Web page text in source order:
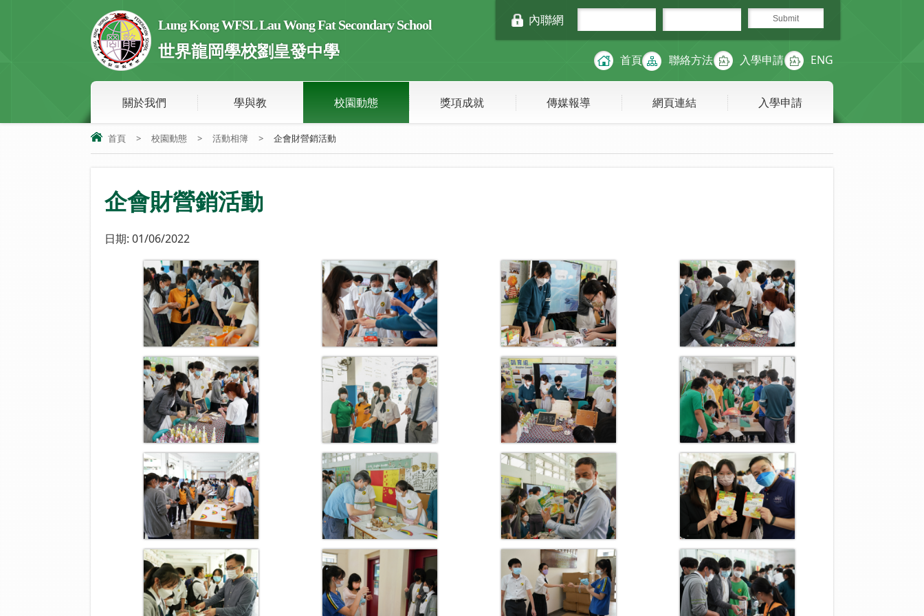
Lung Kong WFSL Lau Wong Fat Secondary School
世界龍岡學校劉皇發中學
內聯網
首頁 聯絡方法 入學申請 ENG
關於我們 學與教 校園動態 獎項成就 傳媒報導 網頁連結 入學申請
首頁 > 校園動態 > 活動相簿 > 企會財營銷活動
企會財營銷活動
日期: 01/06/2022